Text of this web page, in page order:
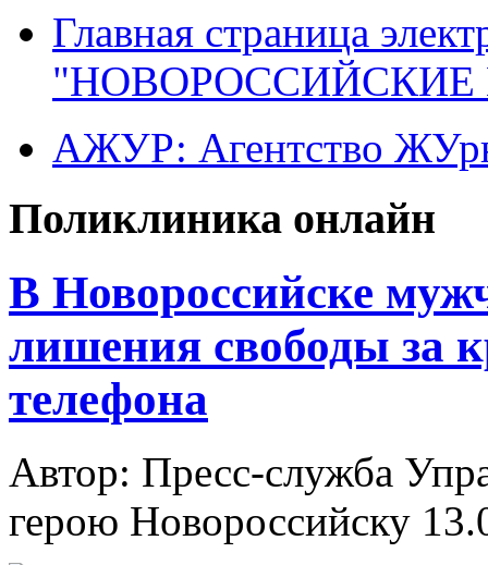
Главная страница
"НОВОРОССИЙСКИЕ
АЖУР: Агентство
Поликлиника онлайн
В Новороссийске
лишения свободы за
телефона
Автор: Пресс-служба
герою Новороссийску